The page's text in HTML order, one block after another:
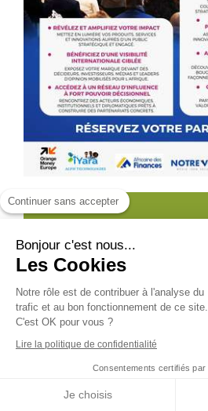
Continuer sans accepter
Bonjour c'est nous...
Les Cookies
Notre rôle est de contribuer à l'analyse du
trafic et au bon fonctionnement de ce site.
C'est OK pour vous ?
Lire la politique de confidentialité
Consentements certifiés par
Je choisis